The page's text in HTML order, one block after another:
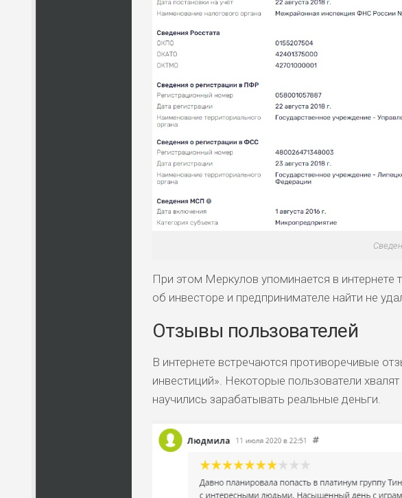
При этом Меркулов упоминается в интернете
об инвесторе и предпринимателе найти не
Отзывы пользователей
В интернете встречаются противоречивые
инвестиций». Некоторые пользователи
научились зарабатывать реальные деньги.